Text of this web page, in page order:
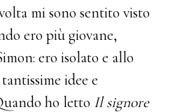
mi sono sentito visto
ero più giovane,
ero isolato e allo
idee e
ho letto Il signore